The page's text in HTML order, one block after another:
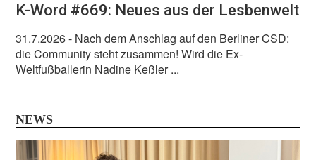
K-Word #669: Neues aus der Lesbenwelt
31.7.2026- Nach dem Anschlag auf den Berliner CSD:
die Community steht zusammen! Wird die Ex-
Weltfußballerin Nadine Keßler ...
NEWS